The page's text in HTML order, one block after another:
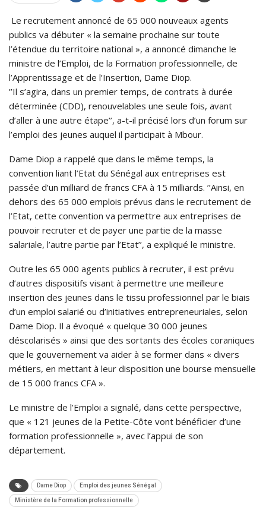
Le recrutement annoncé de 65 000 nouveaux agents
publics va débuter « la semaine prochaine sur toute
l’étendue du territoire national », a annoncé dimanche le
ministre de l’Emploi, de la Formation professionnelle, de
l’Apprentissage et de l’Insertion, Dame Diop.
’’Il s’agira, dans un premier temps, de contrats à durée
déterminée (CDD), renouvelables une seule fois, avant
d’aller à une autre étape’’, a-t-il précisé lors d’un forum sur
l’emploi des jeunes auquel il participait à Mbour.
Dame Diop a rappelé que dans le même temps, la
convention liant l’Etat du Sénégal aux entreprises est
passée d’un milliard de francs CFA à 15 milliards. ’’Ainsi, en
dehors des 65 000 emplois prévus dans le recrutement de
l’Etat, cette convention va permettre aux entreprises de
pouvoir recruter et de payer une partie de la masse
salariale, l’autre partie par l’Etat’’, a expliqué le ministre.
Outre les 65 000 agents publics à recruter, il est prévu
d’autres dispositifs visant à permettre une meilleure
insertion des jeunes dans le tissu professionnel par le biais
d’un emploi salarié ou d’initiatives entrepreneuriales, selon
Dame Diop. Il a évoqué « quelque 30 000 jeunes
déscolarisés » ainsi que des sortants des écoles coraniques
que le gouvernement va aider à se former dans « divers
métiers, en mettant à leur disposition une bourse mensuelle
de 15 000 francs CFA ».
Le ministre de l’Emploi a signalé, dans cette perspective,
que « 121 jeunes de la Petite-Côte vont bénéficier d’une
formation professionnelle », avec l’appui de son
département.
Dame Diop Emploi des jeunes Sénégal
Ministère de la Formation professionnelle